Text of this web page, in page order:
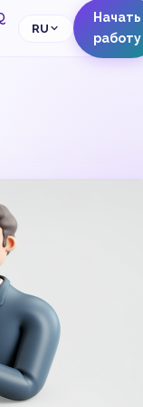
RU
Начать
работу